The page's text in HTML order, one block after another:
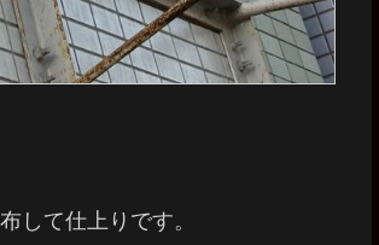
して仕上りです。